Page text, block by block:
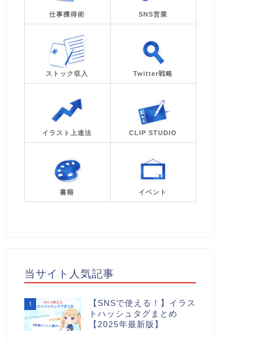
仕事獲得術 SNS営業
ストック収入 Twitter戦略
イラスト上達法 CLIP STUDIO
書籍 イベント
当サイト人気記事
1
【SNSで使える！】イラス
トハッシュタグまとめ
【2025年最新版】